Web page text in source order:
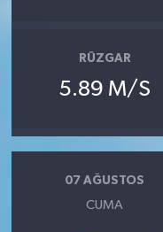
RÜZGAR
5.89 M/S
07 AĞUSTOS
CUMA